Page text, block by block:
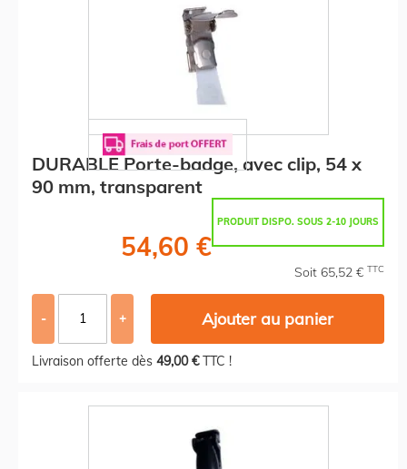
DURABLE Porte-badge, avec clip, 54 x
90 mm, transparent
PRODUIT DISPO. SOUS 2-10 JOURS
54,60 €
Soit 65,52 € TTC
- + Ajouter au panier
Livraison offerte dès 49,00 €TTC !